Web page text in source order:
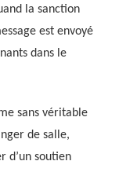
la sanction
est envoyé
dans le
sans véritable
de salle,
d’un soutien